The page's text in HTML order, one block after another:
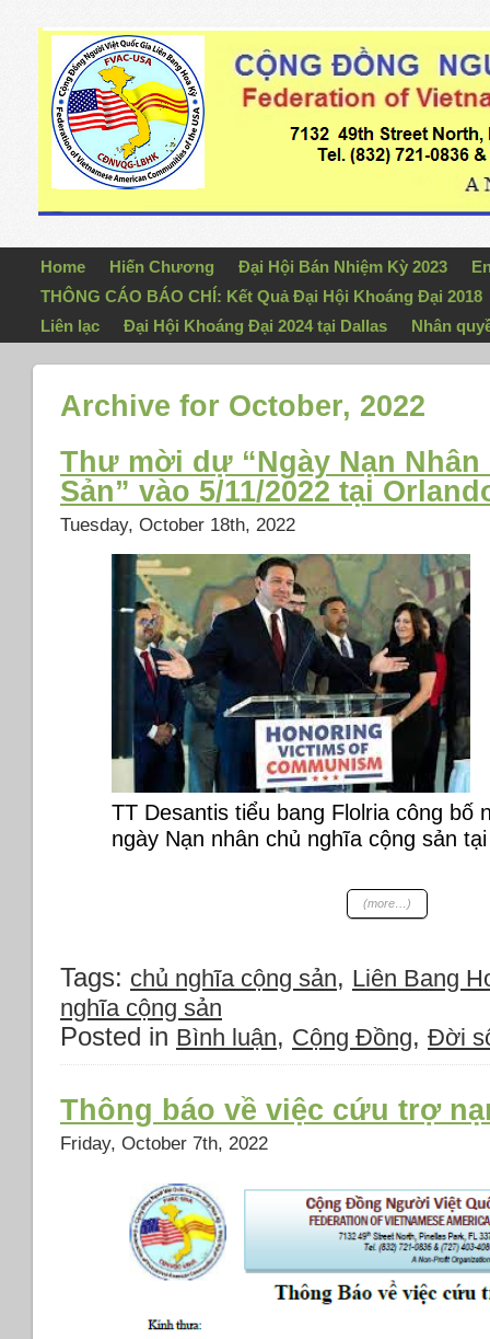
Home Hiến Chương Đại Hội Bán Nhiệm Kỳ 2023
THÔNG CÁO BÁO CHÍ: Kết Quả Đại Hội Khoáng Đại 2018
Liên lạc
Đại Hội Khoáng Đại 2024 tại Dallas Nhân
Archive for October, 2022
Thư mời dự “Ngày Nạn
Sản” vào 5/11/2022 tại
Tuesday, October 18th, 2022
TT Desantis tiểu bang Flolria công bố
ngày Nạn nhân chủ nghĩa cộng sản
(more…)
Tags: chủ nghĩa cộng sản, Liên Bang
nghĩa cộng sản
Posted in Bình luận, Cộng Đồng, Đời
Thông báo về việc cứu trợ
Friday, October 7th, 2022